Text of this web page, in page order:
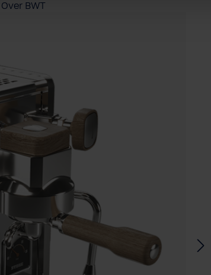
Over BWT